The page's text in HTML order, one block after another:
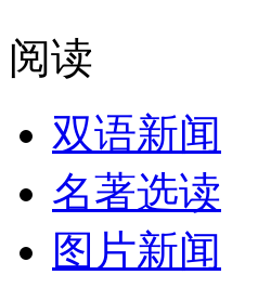
阅读
双语新闻
名著选读
图片新闻